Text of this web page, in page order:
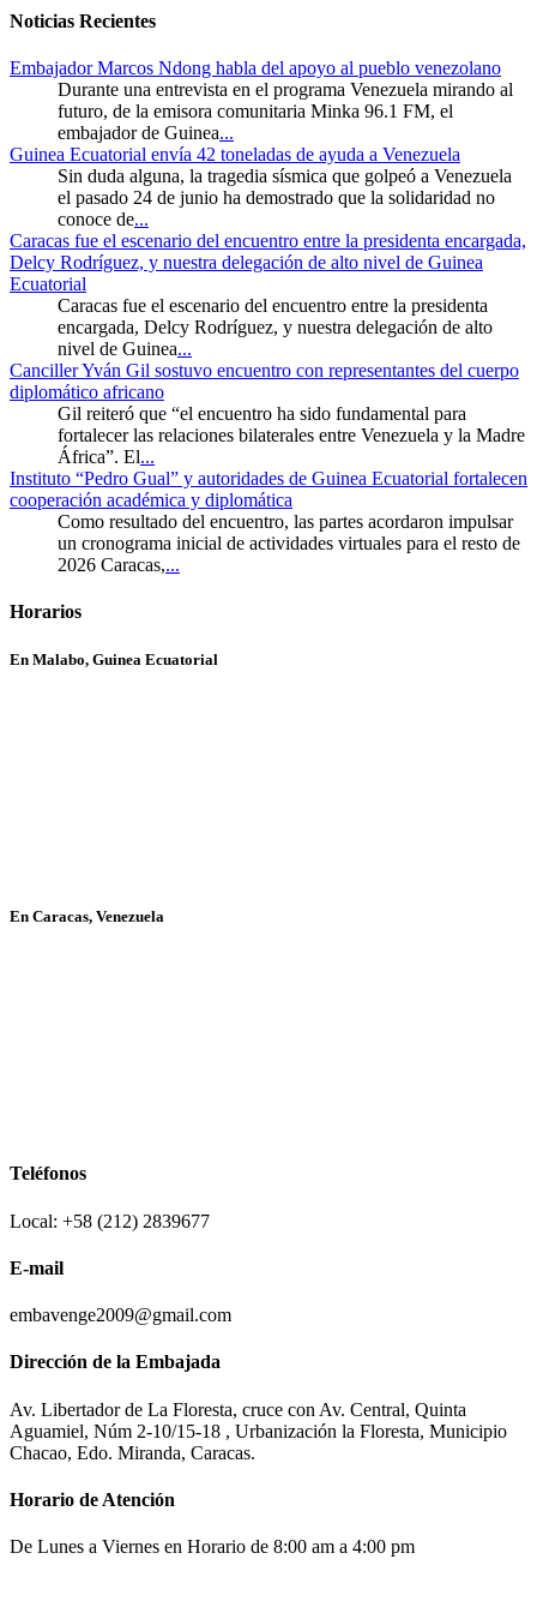
Noticias Recientes
Embajador Marcos Ndong habla del apoyo al pueblo venezolano
Durante una entrevista en el programa Venezuela mirando al
futuro, de la emisora comunitaria Minka 96.1 FM, el
embajador de Guinea...
Guinea Ecuatorial envía 42 toneladas de ayuda a Venezuela
Sin duda alguna, la tragedia sísmica que golpeó a Venezuela
el pasado 24 de junio ha demostrado que la solidaridad no
conoce de...
Caracas fue el escenario del encuentro entre la presidenta encargada,
Delcy Rodríguez, y nuestra delegación de alto nivel de Guinea
Ecuatorial
Caracas fue el escenario del encuentro entre la presidenta
encargada, Delcy Rodríguez, y nuestra delegación de alto
nivel de Guinea...
Canciller Yván Gil sostuvo encuentro con representantes del cuerpo
diplomático africano
Gil reiteró que “el encuentro ha sido fundamental para
fortalecer las relaciones bilaterales entre Venezuela y la Madre
África”. El...
Instituto “Pedro Gual” y autoridades de Guinea Ecuatorial fortalecen
cooperación académica y diplomática
Como resultado del encuentro, las partes acordaron impulsar
un cronograma inicial de actividades virtuales para el resto de
2026 Caracas,...
Horarios
En Malabo, Guinea Ecuatorial
En Caracas, Venezuela
Teléfonos
Local: +58 (212) 2839677
E-mail
embavenge2009@gmail.com
Dirección de la Embajada
Av. Libertador de La Floresta, cruce con Av. Central, Quinta
Aguamiel, Núm 2-10/15-18 , Urbanización la Floresta, Municipio
Chacao, Edo. Miranda, Caracas.
Horario de Atención
De Lunes a Viernes en Horario de 8:00 am a 4:00 pm